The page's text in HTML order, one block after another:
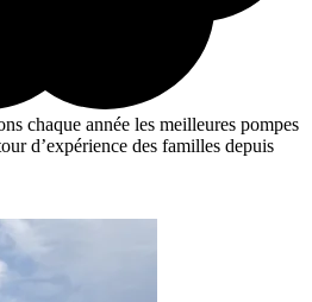
chaque année les meilleures pompes
d’expérience des familles depuis